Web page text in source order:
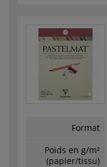
Format
Poids en g/m²
(papier/tissu)